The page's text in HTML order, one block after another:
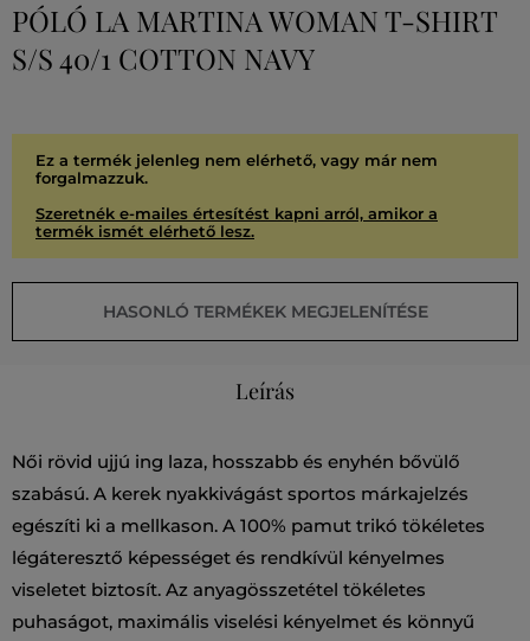
PÓLÓ LA MARTINA WOMAN T-SHIRT
S/S 40/1 COTTON NAVY
Ez a termék jelenleg nem elérhető, vagy már nem
forgalmazzuk.
Szeretnék e-mailes értesítést kapni arról, amikor a
termék ismét elérhető lesz.
HASONLÓ TERMÉKEK MEGJELENÍTÉSE
Leírás
Női rövid ujjú ing laza, hosszabb és enyhén bővülő
szabású. A kerek nyakkivágást sportos márkajelzés
egészíti ki a mellkason. A 100% pamut trikó tökéletes
légáteresztő képességet és rendkívül kényelmes
viseletet biztosít. Az anyagösszetétel tökéletes
puhaságot, maximális viselési kényelmet és könnyű